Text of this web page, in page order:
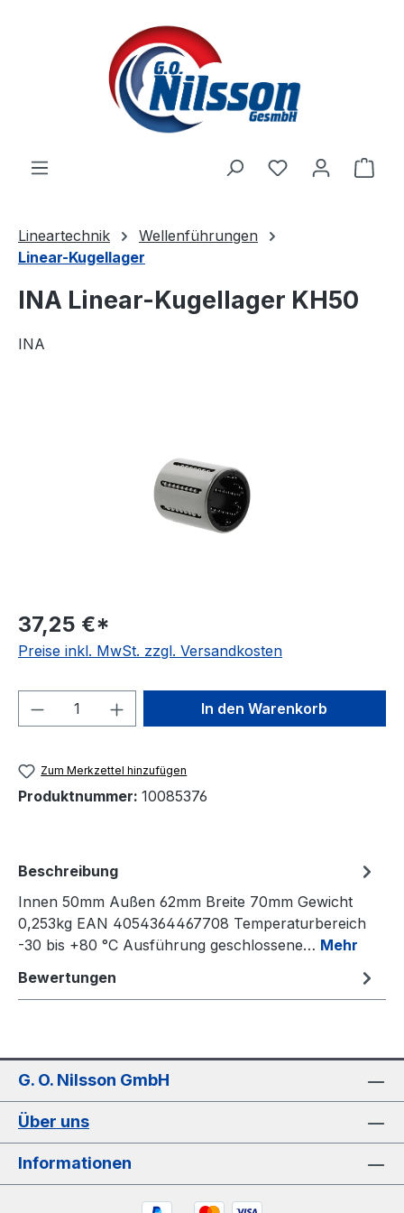
Zum Hauptinhalt springen
Lineartechnik
Wellenführungen
Linear-Kugellager
INA Linear-Kugellager KH50
INA
37,25 €*
Preise inkl. MwSt. zzgl. Versandkosten
Produkt Anzahl: Gib denIn den Warenkorb
Zum Merkzettel hinzufügen
Produktnummer: 10085376
Beschreibung
Innen 50mm Außen 62mm Breite 70mm Gewicht
0,253kg EAN 4054364467708 Temperaturbereich
-30 bis +80 °C Ausführung geschlossene… Mehr
Bewertungen
G. O. Nilsson GmbH
Über uns
Informationen